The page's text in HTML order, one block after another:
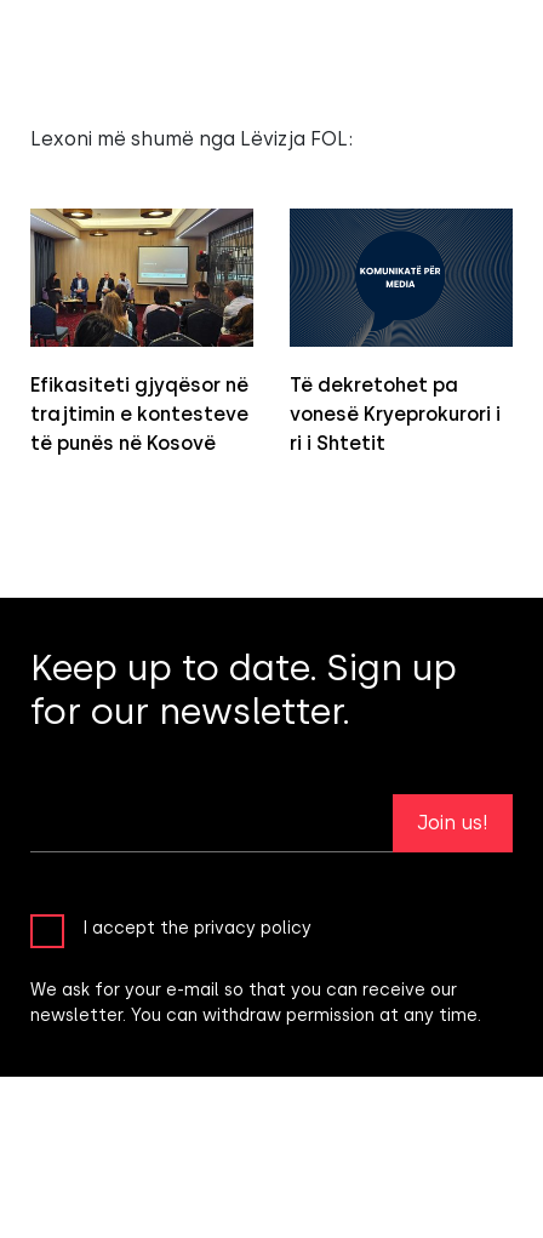
Lexoni më shumë nga Lëvizja FOL:
Efikasiteti gjyqësor në
trajtimin e kontesteve
të punës në Kosovë
Të dekretohet pa
vonesë Kryeprokurori i
ri i Shtetit
Keep up to date. Sign up
for our newsletter.
Join us!
I accept the privacy policy
We ask for your e-mail so that you can receive our
newsletter. You can withdraw permission at any time.